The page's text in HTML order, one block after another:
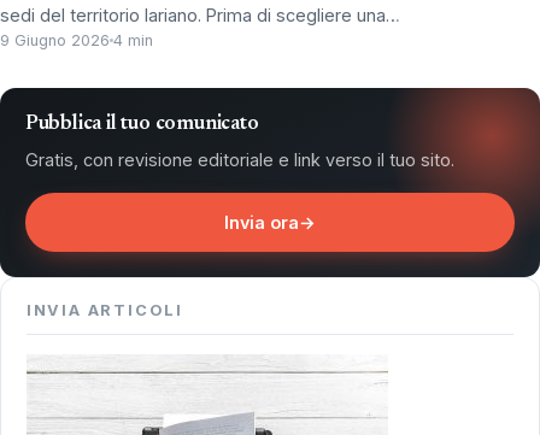
sedi del territorio lariano. Prima di scegliere una…
9 Giugno 2026 4 min
Pubblica il tuo comunicato
Gratis, con revisione editoriale e link verso il tuo sito.
Invia ora→
INVIA ARTICOLI